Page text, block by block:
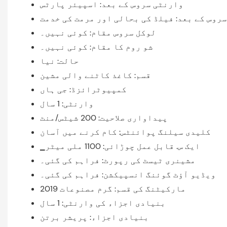
وارنٹی سروس کے بعد: اسپیئر پارٹس
کے بعد: فیلڈ کی بحالی اور مرمت کی خدمت
لوکل سروس مقام: کوئی نہیں۔
شو روم کا مقام: کوئی نہیں۔
حالت: نیا
قسم: کاغذ کاٹنے والی مشین
کمپیوٹرائزڈ: جی ہاں
وارنٹی: 1 سال
پیداواری صلاحیت: 200 شیٹس/منٹ
کلیدی سیلنگ پوائنٹس: کام کرنے میں آسان
▁ایک س. قابل عمل چوڑائی: 1100 ملی میٹر
مشینری ٹیسٹ کی رپورٹ: فراہم کی گئی۔
ویڈیو آؤٹ گوئنگ انسپیکشن: فراہم کی گئی۔
مارکیٹنگ کی قسم: گرم مصنوعات 2019
بنیادی اجزاء کی وارنٹی: 1 سال
بنیادی اجزاء: پریشر برتن